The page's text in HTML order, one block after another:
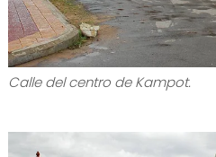
Calle del centro de Kampot.